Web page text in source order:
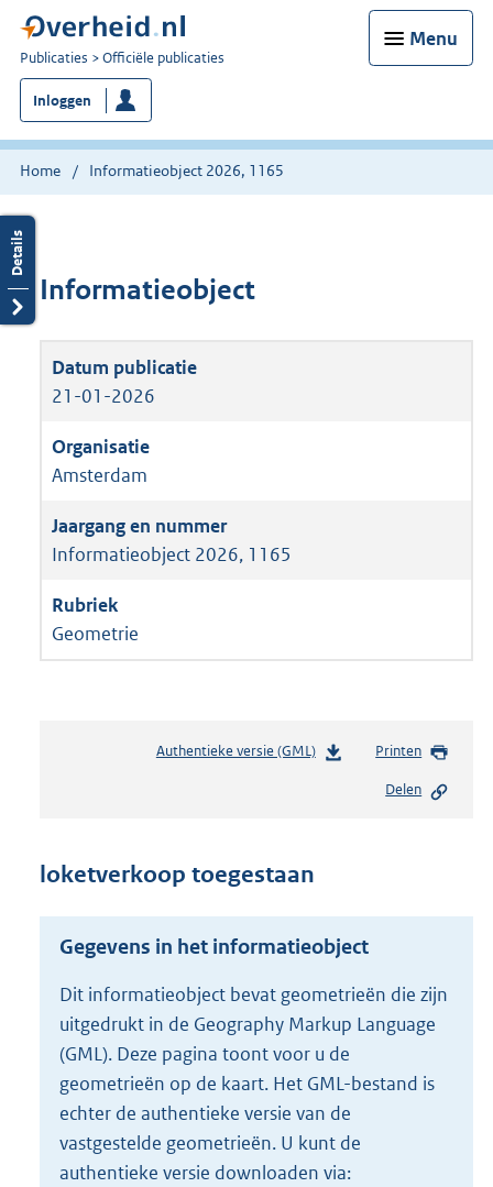
Menu
U
bent
nu
hier:
Publicaties Officiële publicaties
Inloggen
Home Informatieobject 2026, 1165
Informatieobject
21-01-2026
Amsterdam
Informatieobject 2026, 1165
Geometrie
Authentieke versie (GML)b
s
r
o
t
t
e
2
K
b
Printen
Delen
loketverkoop toegestaan
Gegevens in het informatieobject
Dit informatieobject bevat geometrieën die zijn
uitgedrukt in de Geography Markup Language
(GML). Deze pagina toont voor u de
geometrieën op de kaart. Het GML-bestand is
echter de authentieke versie van de
vastgestelde geometrieën. U kunt de
authentieke versie downloaden via: